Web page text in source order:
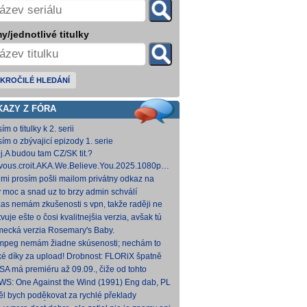
jednotlivé titulky
HLEDÁNÍ
Z FÓRA
o titulky k 2. serii
o zbývajicí epizody 1. serie
budou tam CZ/SK tit.?
Kitsune [5,24 GB]
mi prosím pošli mailom privátny odkaz na
kde to nahráš.
moc a snad uz to brzy admin schválí
nemám zkušenosti s vpn, takže raději ne
v té verzi od FLORiX je slyšet FC-
ešte o čosi kvalitnejšia verzia, avšak tú
nepodarilo zohnať.
verzia Rosemary's Baby.
[1,74 GB] V príloh
nemám žiadne skúsenosti; nechám to
Môžeš opraviť a nahodiť na WS, ak
díky za upload! Drobnost: FLORiX špatně
audio kanály (nejspíš vzniklo
z DTS
má premiéru až 09.09., čiže od tohto
bude VoD za taký mesiac, možno dva.
One Against the Wind (1991) Eng dab, PL
Polské titulky, ale kvalita obrazu je slabší.
bych poděkovat za rychlé překlady
titulů, patří Vám můj dík. O to více mne